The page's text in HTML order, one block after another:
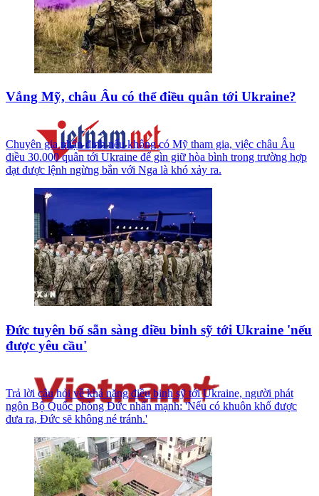
Vắng Mỹ, châu Âu có thể điều quân tới Ukraine?
Chuyên gia nhận định nếu không có Mỹ tham gia, việc châu Âu
điều 30.000 quân tới Ukraine để gìn giữ hòa bình trong trường hợp
đạt được lệnh ngừng bắn với Nga là khó xảy ra.
Đức tuyên bố sẵn sàng điều binh sỹ tới Ukraine 'nếu
được yêu cầu'
Trả lời câu hỏi về khả năng điều binh sỹ tới Ukraine, người phát
ngôn Bộ Quốc phòng Đức nhấn mạnh: 'Nếu có khuôn khổ được
đưa ra, Đức sẽ không né tránh.'